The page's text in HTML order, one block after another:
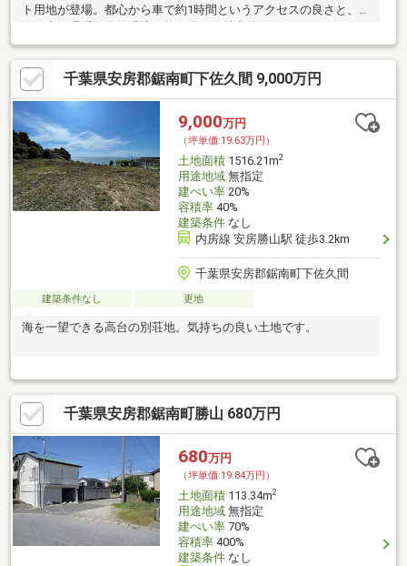
ト用地が登場。都心から車で約1時間というアクセスの良さと、
千葉県安房郡鋸南町下佐久間 9,000万円
9,000万円
（坪単価:19.63万円）
土地面積1516.21m2
用途地域無指定
建ぺい率20%
容積率40%
建築条件なし
内房線 安房勝山駅 徒歩3.2km
千葉県安房郡鋸南町下佐久間
建築条件なし 更地
海を一望できる高台の別荘地。気持ちの良い土地です。
千葉県安房郡鋸南町勝山 680万円
680万円
（坪単価:19.84万円）
土地面積113.34m2
用途地域無指定
建ぺい率70%
容積率400%
建築条件なし